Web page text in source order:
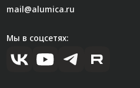
mail@alumica.ru
Мы в соцсетях: